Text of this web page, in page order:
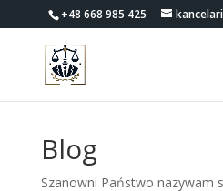
+48 668 985 425
Blog
Szanowni Państwo nazywam